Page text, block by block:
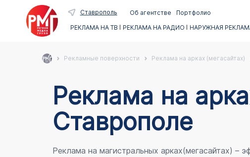
Ставрополь Об агентстве
Портфолио
РЕКЛАМА НА ТВ
РЕКЛАМА НА РАДИО НАРУЖНАЯ
Рекламные поверхности Реклама на арках (мегасайтах)
Реклама на
Ставрополе
Реклама на магистральных арках(мегасайтах) –